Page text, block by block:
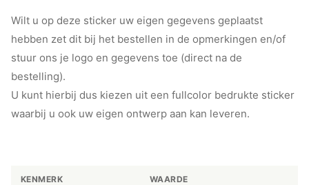
Wilt u op deze sticker uw eigen gegevens geplaatst
hebben zet dit bij het bestellen in de opmerkingen en/of
stuur ons je logo en gegevens toe (direct na de
bestelling).
U kunt hierbij dus kiezen uit een fullcolor bedrukte sticker
waarbij u ook uw eigen ontwerp aan kan leveren.
KENMERK WAARDE